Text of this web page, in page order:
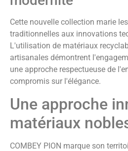
Cette nouvelle collection marie
traditionnelles aux innovations
L'utilisation de matériaux
artisanales démontrent
une approche respectueuse de
compromis sur l'élégance.
Une approche
matériaux
COMBEY PION marque son